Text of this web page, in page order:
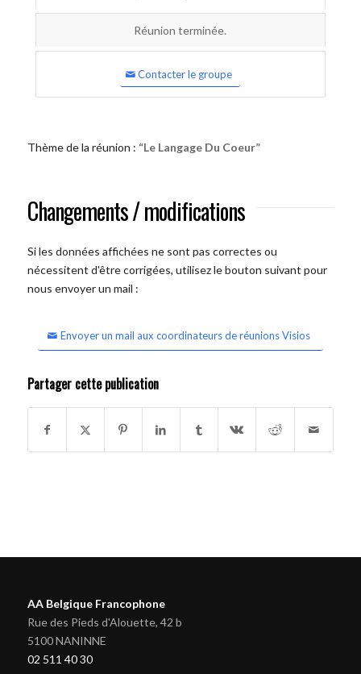
Réunion terminée.
Contacter le groupe
Thème de la réunion : “Le Langage Du Coeur”
Changements / modifications
Si les données affichées ne sont pas correctes ou
nécessitent d'être corrigées, utilisez le bouton suivant pour
nous envoyer un mail :
Envoyer un mail aux coordinateurs de réunions Visios
Partager cette publication
AA Belgique Francophone
Rue des Pieds d'Alouette, 42 b
5100 NANINNE
02 511 40 30